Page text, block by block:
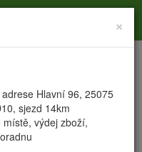
navigation
×
Hlavní 96, 25075
sjezd 14km
výdej zboží,